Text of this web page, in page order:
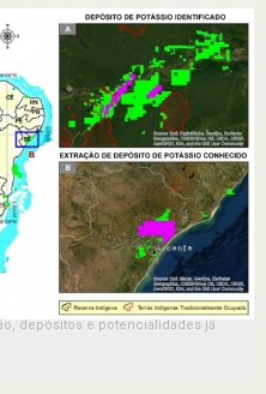
depósitos e potencialidades já